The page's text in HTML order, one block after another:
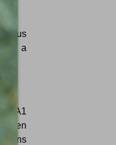
plus
a
A1
en